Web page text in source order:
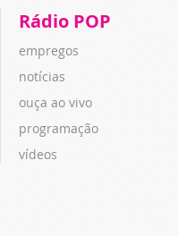
Rádio POP
empregos
notícias
ouça ao vivo
programação
vídeos